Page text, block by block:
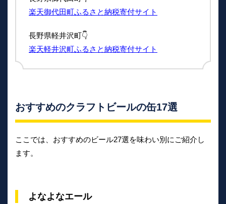
楽天御代田町ふるさと納税寄付サイト
長野県軽井沢町👇
楽天軽井沢町ふるさと納税寄付サイト
おすすめのクラフトビールの缶17選
ここでは、おすすめのビール27選を味わい別にご紹介し
ます。
よなよなエール